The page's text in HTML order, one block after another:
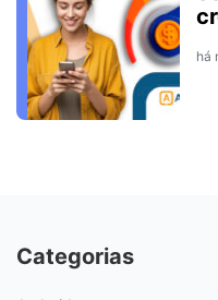
há
Categorias